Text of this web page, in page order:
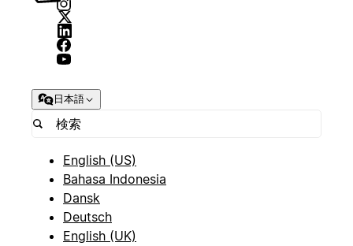
日本語
English (US)
Bahasa Indonesia
Dansk
Deutsch
English (UK)